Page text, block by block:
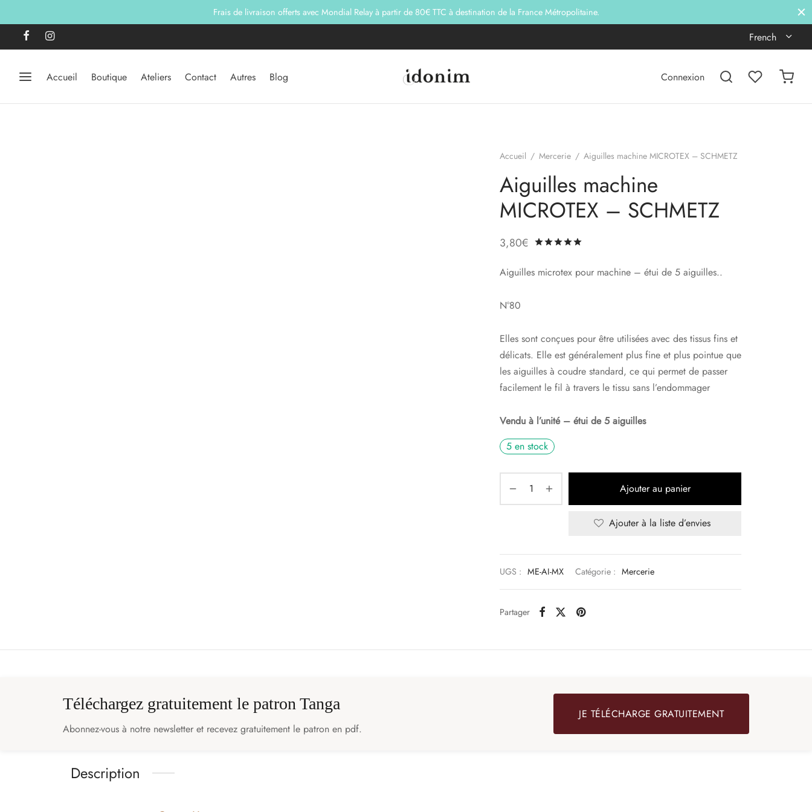
Frais de livraison offerts avec Mondial Relay à partir de 80€ TTC à destination de la France Métropolitaine.
French
Accueil Boutique Ateliers Contact Autres Blog Connexion
Accueil / Mercerie / Aiguilles machine MICROTEX – SCHMETZ
Aiguilles machine
MICROTEX – SCHMETZ
3,80€
Aiguilles microtex pour machine – étui de 5 aiguilles..
N°80
Elles sont conçues pour être utilisées avec des tissus fins et
délicats. Elle est généralement plus fine et plus pointue que
les aiguilles à coudre standard, ce qui permet de passer
facilement le fil à travers le tissu sans l’endommager
Vendu à l’unité – étui de 5 aiguilles
5 en stock
Ajouter au panier
Ajouter à la liste d’envies
UGS : ME-AI-MX Catégorie : Mercerie
Partager
Téléchargez gratuitement le patron Tanga
Abonnez-vous à notre newsletter et recevez gratuitement le patron en pdf.
JE TÉLÉCHARGE GRATUITEMENT
Description